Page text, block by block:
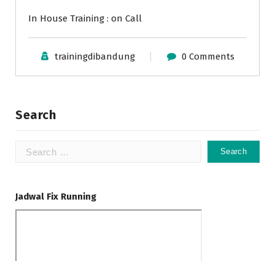
In House Training : on Call
trainingdibandung 0 Comments
Search
Search
Jadwal Fix Running